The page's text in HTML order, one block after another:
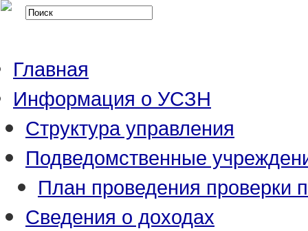
Главная
Информация о УСЗН
Структура управления
Подведомственные
План проведения проверки
Сведения о доходах